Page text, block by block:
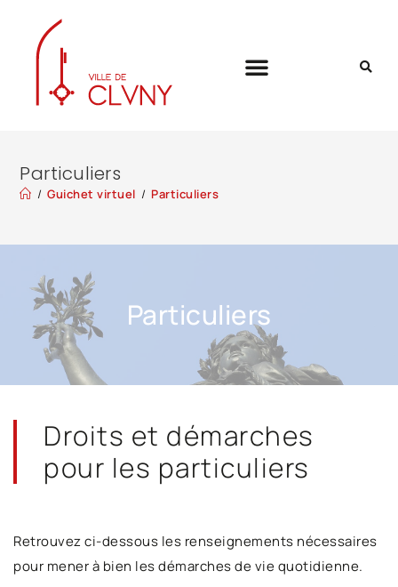
Particuliers
/ Guichet virtuel / Particuliers
Particuliers
Droits et démarches
pour les particuliers
Retrouvez ci-dessous les renseignements nécessaires
pour mener à bien les démarches de vie quotidienne.